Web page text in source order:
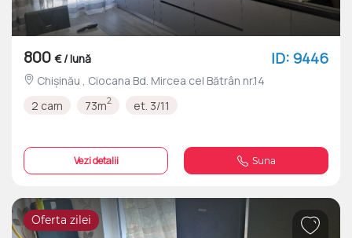
800 € / lună ID: 9446
Chișinău , Ciocana Bd. Mircea cel Bătrân nr.14
2 cam
73m2 et. 3/11
Vezi detalii Suna
Oferta zilei